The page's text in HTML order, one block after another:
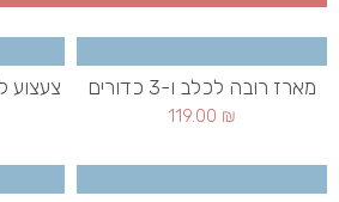
מארז רובה לכלב ו-3 כדורים
119.00 ₪
צעצוע